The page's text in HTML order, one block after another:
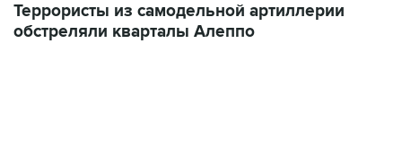
Террористы из самодельной артиллерии
обстреляли кварталы Алеппо